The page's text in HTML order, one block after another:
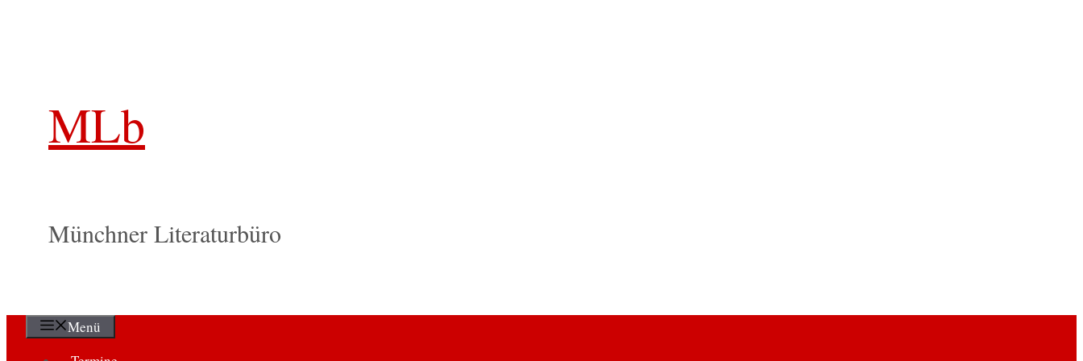
MLb
Münchner Literaturbüro
Menü